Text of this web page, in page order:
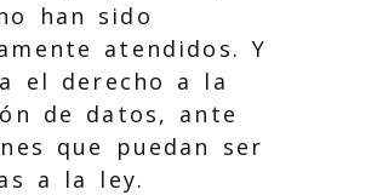
han sido
atendidos. Y
el derecho a la
de datos, ante
que puedan ser
a la ley.